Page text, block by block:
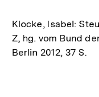
Klocke, Isabel:
Z, hg. vom Bund
Berlin 2012, 37 S.